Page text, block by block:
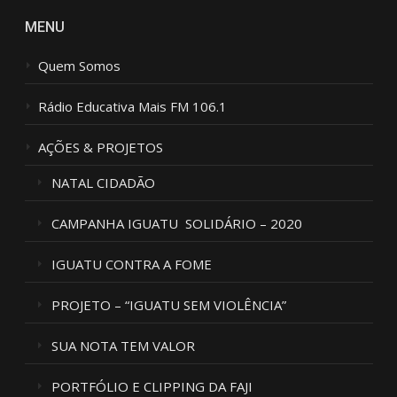
MENU
Quem Somos
Rádio Educativa Mais FM 106.1
AÇÕES & PROJETOS
NATAL CIDADÃO
CAMPANHA IGUATU SOLIDÁRIO – 2020
IGUATU CONTRA A FOME
PROJETO – “IGUATU SEM VIOLÊNCIA”
SUA NOTA TEM VALOR
PORTFÓLIO E CLIPPING DA FAJI